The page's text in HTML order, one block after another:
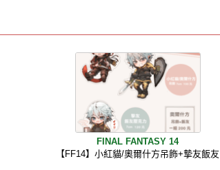
FINAL FANTASY 14
【FF14】小紅貓/奧爾什方吊飾+摯友飯友